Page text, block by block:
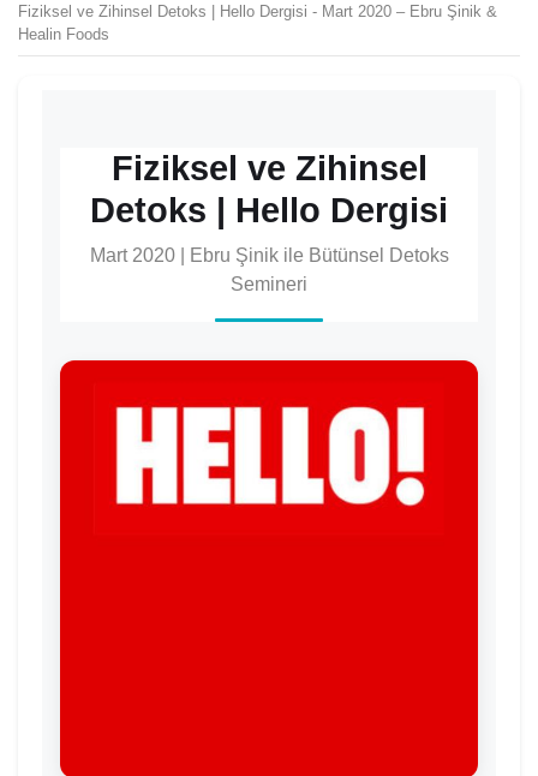
Fiziksel ve Zihinsel Detoks | Hello Dergisi - Mart 2020 – Ebru Şinik &
Healin Foods
Fiziksel ve Zihinsel
Detoks | Hello Dergisi
Mart 2020 | Ebru Şinik ile Bütünsel Detoks
Semineri